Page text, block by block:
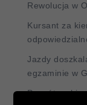
Rewolucja w
Kursant za
Jazdy
egzaminie w
Powrót za